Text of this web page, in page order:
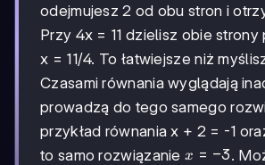
odejmujesz 2 od obu stron i
Przy 4x = 11 dzielisz obie strony
x = 11/4. To łatwiejsze niż
Czasami równania wyglądają
prowadzą do tego samego
przykład równania x + 2 = -1
to samo rozwiązaniex
x = −3.